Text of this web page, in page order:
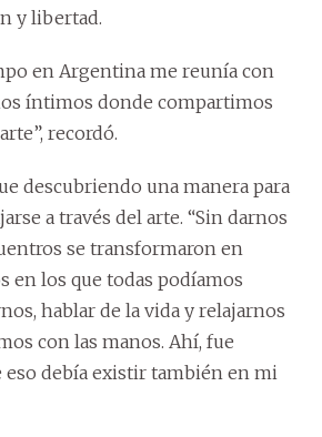
y libertad.
en Argentina me reunía con
íntimos donde compartimos
recordó.
descubriendo una manera para
a través del arte. “Sin darnos
se transformaron en
en los que todas podíamos
hablar de la vida y relajarnos
con las manos. Ahí, fue
eso debía existir también en mi